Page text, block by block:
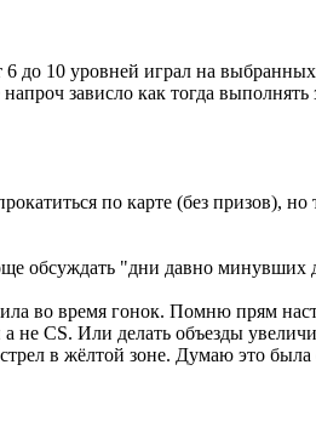
6 до 10 уровней играл на
зависло как тогда выполнять
по карте (без призов), но
обсуждать "дни давно минувших
во время гонок. Помню прям
не CS. Или делать объезды
в жёлтой зоне. Думаю это